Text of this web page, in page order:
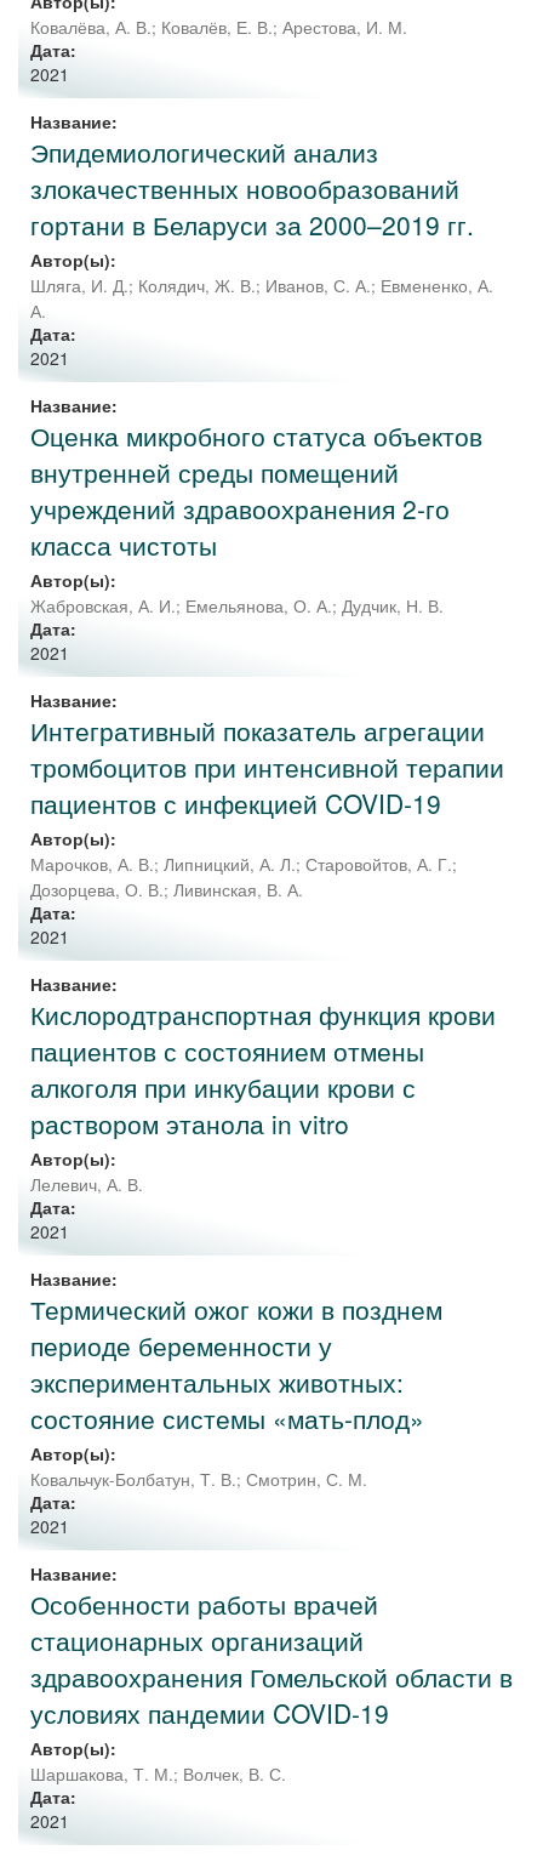
Ковалёва, А. В.; Ковалёв, Е. В.; Арестова, И. М.
Дата:
2021
Название:
Эпидемиологический анализ
злокачественных новообразований
гортани в Беларуси за 2000–2019 гг.
Автор(ы):
Шляга, И. Д.; Колядич, Ж. В.; Иванов, С. А.; Евмененко, А.
А.
Дата:
2021
Название:
Оценка микробного статуса объектов
внутренней среды помещений
учреждений здравоохранения 2-го
класса чистоты
Автор(ы):
Жабровская, А. И.; Емельянова, О. А.; Дудчик, Н. В.
Дата:
2021
Название:
Интегративный показатель агрегации
тромбоцитов при интенсивной терапии
пациентов с инфекцией COVID-19
Автор(ы):
Марочков, А. В.; Липницкий, А. Л.; Старовойтов, А. Г.;
Дозорцева, О. В.; Ливинская, В. А.
Дата:
2021
Название:
Кислородтранспортная функция крови
пациентов с состоянием отмены
алкоголя при инкубации крови с
раствором этанола in vitro
Автор(ы):
Лелевич, А. В.
Дата:
2021
Название:
Термический ожог кожи в позднем
периоде беременности у
экспериментальных животных:
состояние системы «мать-плод»
Автор(ы):
Ковальчук-Болбатун, Т. В.; Смотрин, С. М.
Дата:
2021
Название:
Особенности работы врачей
стационарных организаций
здравоохранения Гомельской области в
условиях пандемии COVID-19
Автор(ы):
Шаршакова, Т. М.; Волчек, В. С.
Дата:
2021